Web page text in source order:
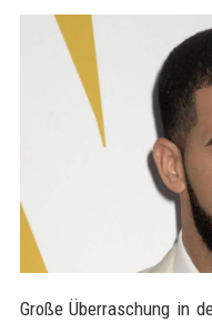
Große Überraschung in